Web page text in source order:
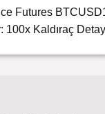
Futures
100x Kaldıraç